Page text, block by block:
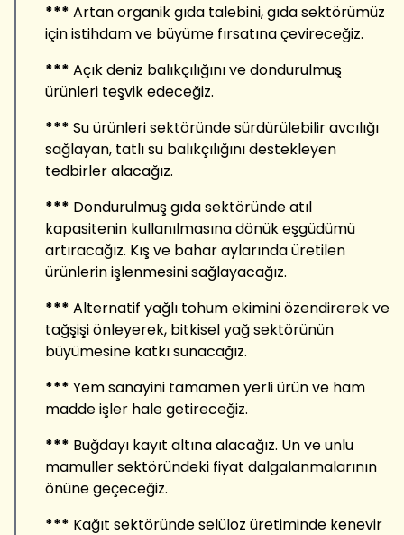
*** Artan organik gıda talebini, gıda sektörümüz
için istihdam ve büyüme fırsatına çevireceğiz.
*** Açık deniz balıkçılığını ve dondurulmuş
ürünleri teşvik edeceğiz.
*** Su ürünleri sektöründe sürdürülebilir avcılığı
sağlayan, tatlı su balıkçılığını destekleyen
tedbirler alacağız.
*** Dondurulmuş gıda sektöründe atıl
kapasitenin kullanılmasına dönük eşgüdümü
artıracağız. Kış ve bahar aylarında üretilen
ürünlerin işlenmesini sağlayacağız.
*** Alternatif yağlı tohum ekimini özendirerek ve
tağşişi önleyerek, bitkisel yağ sektörünün
büyümesine katkı sunacağız.
*** Yem sanayini tamamen yerli ürün ve ham
madde işler hale getireceğiz.
*** Buğdayı kayıt altına alacağız. Un ve unlu
mamuller sektöründeki fiyat dalgalanmalarının
önüne geçeceğiz.
*** Kağıt sektöründe selüloz üretiminde kenevir